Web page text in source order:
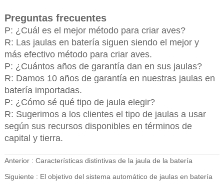
Preguntas frecuentes
P: ¿Cuál es el mejor método para criar aves?
R: Las jaulas en batería siguen siendo el mejor y
más efectivo método para criar aves.
P: ¿Cuántos años de garantía dan en sus jaulas?
R: Damos 10 años de garantía en nuestras jaulas en
batería importadas.
P: ¿Cómo sé qué tipo de jaula elegir?
R: Sugerimos a los clientes el tipo de jaulas a usar
según sus recursos disponibles en términos de
capital y tierra.
Anterior : Características distintivas de la jaula de la batería
Siguiente : El objetivo del sistema automático de jaulas en batería